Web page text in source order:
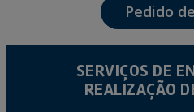
The data in our files are strictly confidential
confidentiality and shall comply with all the
Data Protection Regulation (GDPR) 2016.
encrypted. Should these details be sent, it
The user may at any time exercise their
and opposition under the provisions of the
Pedido
SERVIÇOS DE
REALIZAÇÃO